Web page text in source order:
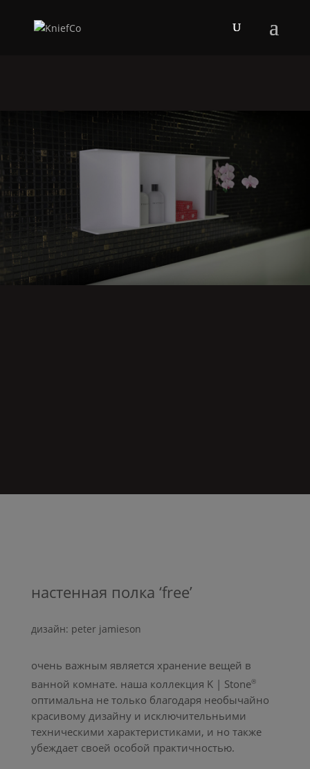
настенная полка ‘free’
дизайн: peter jamieson
oчень важным является хранение вещей в
ванной комнате. наша коллекция K | Stone®
оптимальна не только благодаря необычайно
красивому дизайну и исключительньими
техническими характеристиками, и но также
убеждает своей особой практичностью.